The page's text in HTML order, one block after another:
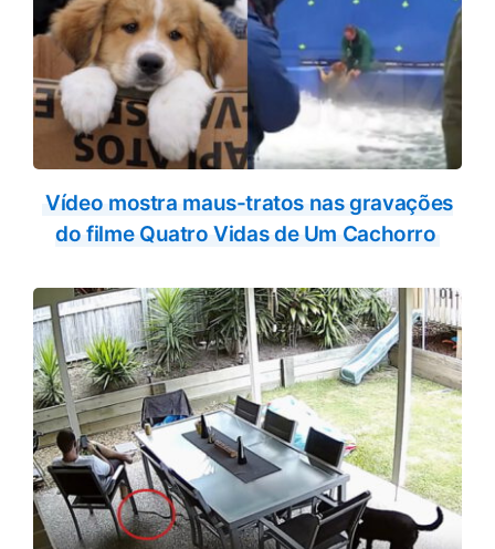
Vídeo mostra maus-tratos nas gravações
do filme Quatro Vidas de Um Cachorro